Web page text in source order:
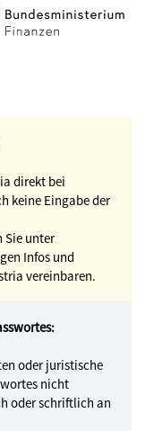
direkt bei
keine Eingabe der
Sie unter
Infos und
vereinbaren.
oder juristische
nicht
oder schriftlich an